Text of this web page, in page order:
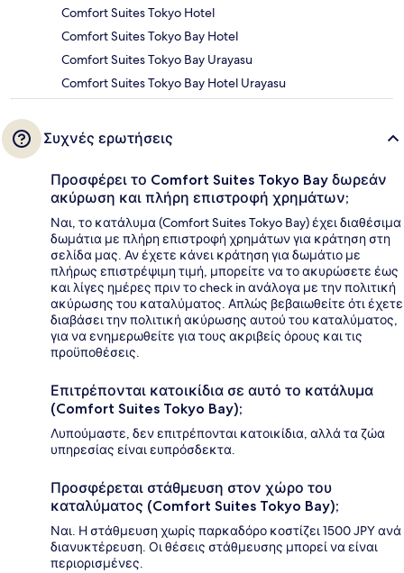
Comfort Suites Tokyo Hotel
Comfort Suites Tokyo Bay Hotel
Comfort Suites Tokyo Bay Urayasu
Comfort Suites Tokyo Bay Hotel Urayasu
Συχνές ερωτήσεις
Προσφέρει το Comfort Suites Tokyo Bay δωρεάν
ακύρωση και πλήρη επιστροφή χρημάτων;
Ναι, το κατάλυμα (Comfort Suites Tokyo Bay) έχει διαθέσιμα
δωμάτια με πλήρη επιστροφή χρημάτων για κράτηση στη
σελίδα μας. Αν έχετε κάνει κράτηση για δωμάτιο με
πλήρως επιστρέψιμη τιμή, μπορείτε να το ακυρώσετε έως
και λίγες ημέρες πριν το check in ανάλογα με την πολιτική
ακύρωσης του καταλύματος. Απλώς βεβαιωθείτε ότι έχετε
διαβάσει την πολιτική ακύρωσης αυτού του καταλύματος,
για να ενημερωθείτε για τους ακριβείς όρους και τις
προϋποθέσεις.
Επιτρέπονται κατοικίδια σε αυτό το κατάλυμα
(Comfort Suites Tokyo Bay);
Λυπούμαστε, δεν επιτρέπονται κατοικίδια, αλλά τα ζώα
υπηρεσίας είναι ευπρόσδεκτα.
Προσφέρεται στάθμευση στον χώρο του
καταλύματος (Comfort Suites Tokyo Bay);
Ναι. Η στάθμευση χωρίς παρκαδόρο κοστίζει 1500 JPY ανά
διανυκτέρευση. Οι θέσεις στάθμευσης μπορεί να είναι
περιορισμένες.